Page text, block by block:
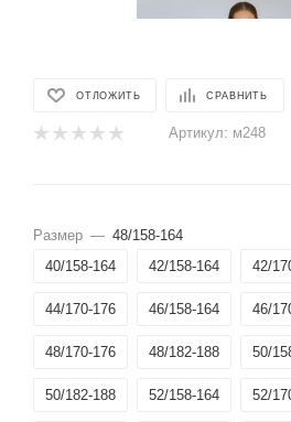
ОТЛОЖИТЬ СРАВНИТЬ
Артикул: м248
Размер — 48/158-164
40/158-164
42/158-164 42/
44/170-176 46/158-164 46/
48/170-176 48/182-188 50/
50/182-188 52/158-164 52/